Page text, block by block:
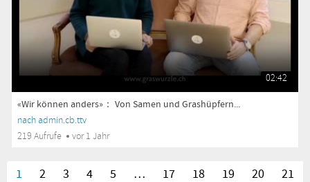
02:42
«Wir können anders»： Von Samen und Grashüpfern...
nach admin.cb.ttv
219 Aufrufe
vor 1 Jahr
1 2 3 4 5 … 17 18 19 20 21